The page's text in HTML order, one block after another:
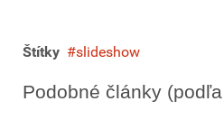
Štítky slideshow
Podobné články